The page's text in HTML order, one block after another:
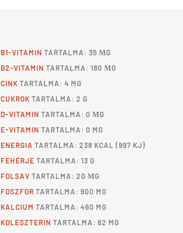
B1-VITAMIN TARTALMA: 35 ΜG
B2-VITAMIN TARTALMA: 180 ΜG
CINK TARTALMA: 4 MG
CUKROK TARTALMA: 2 G
D-VITAMIN TARTALMA: 0 ΜG
E-VITAMIN TARTALMA: 0 MG
ENERGIA TARTALMA: 238 KCAL (997 KJ)
FEHÉRJE TARTALMA: 13 G
FOLSAV TARTALMA: 20 ΜG
FOSZFOR TARTALMA: 900 MG
KALCIUM TARTALMA: 460 MG
KOLESZTERIN TARTALMA: 62 MG